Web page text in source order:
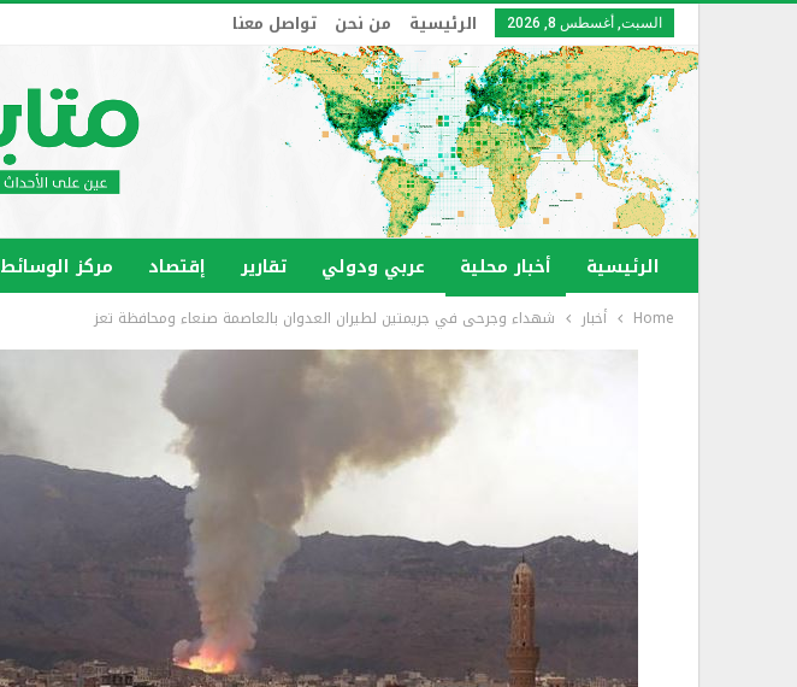
السبت, أغسطس 8, 2026 الرئيسية من نحن تواصل معنا
الرئيسية أخبار محلية عربي ودولي تقارير إقتصاد مركز الوسائط
Home أخبار شهداء وجرحى في جريمتين لطيران العدوان بالعاصمة صنعاء ومحافظة تعز